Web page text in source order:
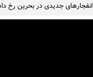
جدیدی در بحرین رخ